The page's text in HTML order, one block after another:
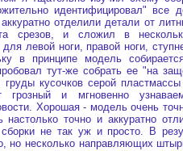
идентифицировал" все
отделили детали от
срезов, и сложил в
левой ноги, правой ноги,
в принципе модель
тут-же собрать ее "на
груды кусочков серой
грозный и мгновенно
Хорошая - модель очень
точно и аккуратно
не так уж и просто. В
но несколько направляющих